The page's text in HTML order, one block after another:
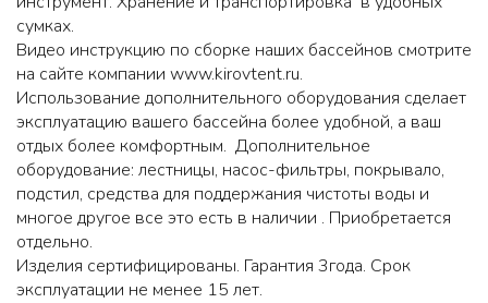
сумках.
Видео инструкцию по сборке наших бассейнов смотрите
на сайте компании www.kirovtent.ru.
Использование дополнительного оборудования сделает
эксплуатацию вашего бассейна более удобной, а ваш
отдых более комфортным. Дополнительное
оборудование: лестницы, насос-фильтры, покрывало,
подстил, средства для поддержания чистоты воды и
многое другое все это есть в наличии . Приобретается
отдельно.
Изделия сертифицированы. Гарантия 3года. Срок
эксплуатации не менее 15 лет.